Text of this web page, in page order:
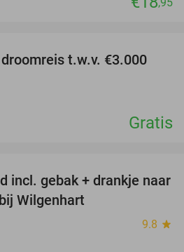
t.w.v. €3.000
Gratis
43%
incl. gebak + drankje naar
Wilgenhart
9.8 star